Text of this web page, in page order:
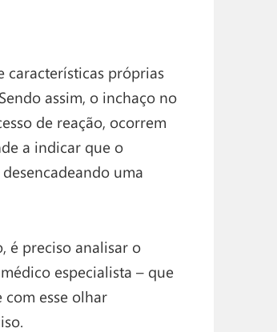
características próprias
assim, o inchaço no
de reação, ocorrem
a indicar que o
uma
é preciso analisar o
especialista – que
com esse olhar